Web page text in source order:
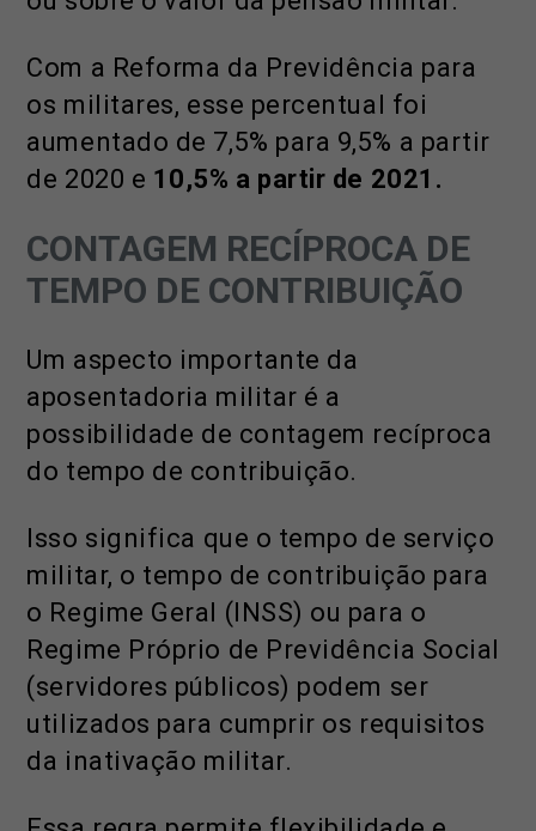
Com a Reforma da Previdência para
os militares, esse percentual foi
aumentado de 7,5% para 9,5% a partir
de 2020 e 10,5% a partir de 2021.
CONTAGEM RECÍPROCA DE
TEMPO DE CONTRIBUIÇÃO
Um aspecto importante da
aposentadoria militar é a
possibilidade de contagem recíproca
do tempo de contribuição.
Isso significa que o tempo de serviço
militar, o tempo de contribuição para
o Regime Geral (INSS) ou para o
Regime Próprio de Previdência Social
(servidores públicos) podem ser
utilizados para cumprir os requisitos
da inativação militar.